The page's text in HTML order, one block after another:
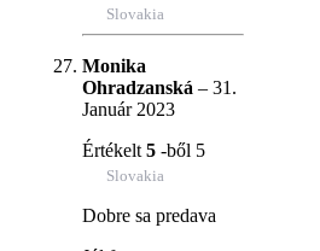
Slovakia
Monika
Ohradzanská – 31.
Január 2023
Értékelt 5 -ből 5
Slovakia
Dobre sa predava